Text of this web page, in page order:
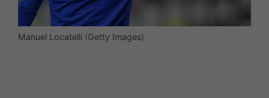
Manuel Locatelli (Getty Images)